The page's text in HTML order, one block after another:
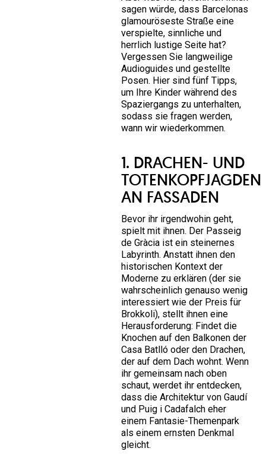
sagen würde, dass Barcelonas
glamouröseste Straße eine
verspielte, sinnliche und
herrlich lustige Seite hat?
Vergessen Sie langweilige
Audioguides und gestellte
Posen. Hier sind fünf Tipps,
um Ihre Kinder während des
Spaziergangs zu unterhalten,
sodass sie fragen werden,
wann wir wiederkommen.
1. DRACHEN- UND
TOTENKOPFJAGDEN
AN FASSADEN
Bevor ihr irgendwohin geht,
spielt mit ihnen. Der Passeig
de Gràcia ist ein steinernes
Labyrinth. Anstatt ihnen den
historischen Kontext der
Moderne zu erklären (der sie
wahrscheinlich genauso wenig
interessiert wie der Preis für
Brokkoli), stellt ihnen eine
Herausforderung: Findet die
Knochen auf den Balkonen der
Casa Batlló oder den Drachen,
der auf dem Dach wohnt. Wenn
ihr gemeinsam nach oben
schaut, werdet ihr entdecken,
dass die Architektur von Gaudí
und Puig i Cadafalch eher
einem Fantasie-Themenpark
als einem ernsten Denkmal
gleicht.